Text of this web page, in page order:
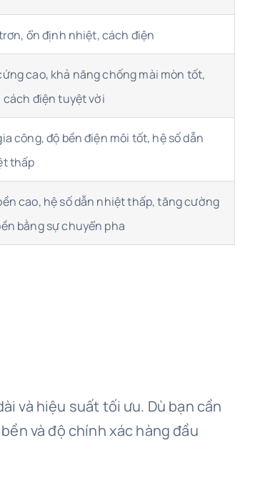
ổn định nhiệt, cách điện
cao, khả năng chống mài mòn tốt,
điện tuyệt vời
công, độ bền điện môi tốt, hệ số dẫn
thấp
cao, hệ số dẫn nhiệt thấp, tăng cường
bằng sự chuyển pha
và hiệu suất tối ưu. Dù bạn cần
và độ chính xác hàng đầu